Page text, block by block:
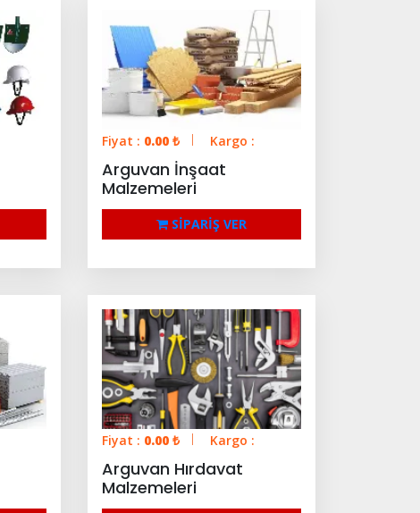
Fiyat : 0.00 ₺ Kargo :
Arguvan İnşaat
Malzemeleri
SİPARİŞ VER
Fiyat : 0.00 ₺ Kargo :
Arguvan Hırdavat
Malzemeleri